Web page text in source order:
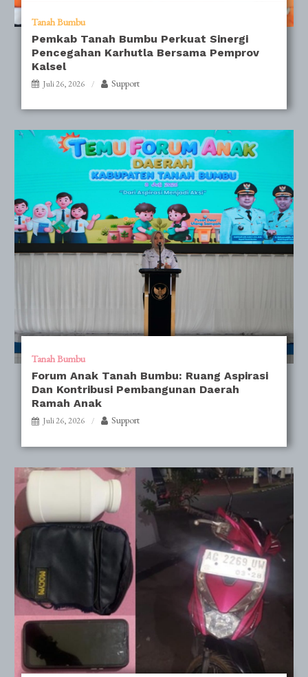
Tanah Bumbu
Pemkab Tanah Bumbu Perkuat Sinergi
Pencegahan Karhutla Bersama Pemprov
Kalsel
Juli 26, 2026 Support
Tanah Bumbu
Forum Anak Tanah Bumbu: Ruang Aspirasi
Dan Kontribusi Pembangunan Daerah
Ramah Anak
Juli 26, 2026 Support